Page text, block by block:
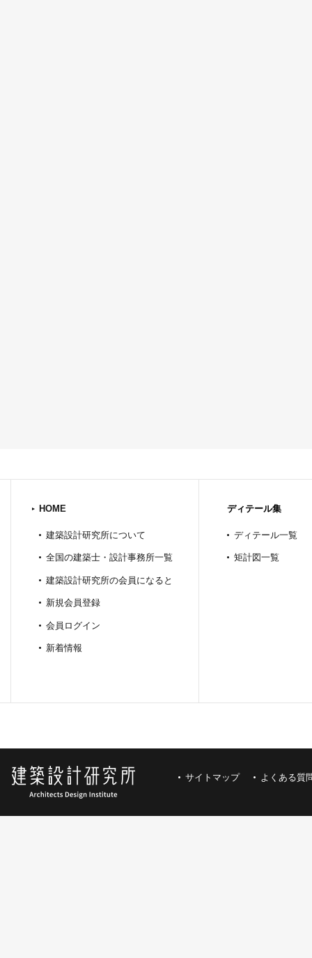
HOME
建築設計研究所について
全国の建築士・設計事務所一覧
建築設計研究所の会員になると
新規会員登録
会員ログイン
新着情報
ディテール集
ディテール一覧
矩計図一覧
サイトマップ よくある質